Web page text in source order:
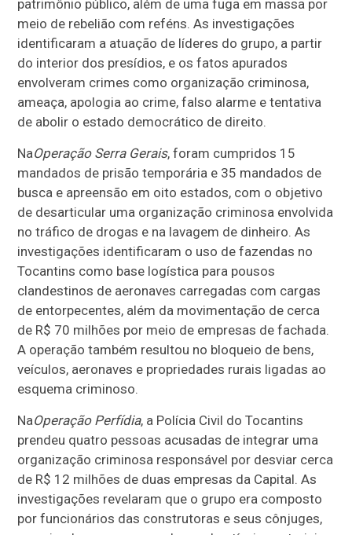
patrimônio público, além de uma fuga em massa por
meio de rebelião com reféns. As investigações
identificaram a atuação de líderes do grupo, a partir
do interior dos presídios, e os fatos apurados
envolveram crimes como organização criminosa,
ameaça, apologia ao crime, falso alarme e tentativa
de abolir o estado democrático de direito.
NaOperação Serra Gerais, foram cumpridos 15
mandados de prisão temporária e 35 mandados de
busca e apreensão em oito estados, com o objetivo
de desarticular uma organização criminosa envolvida
no tráfico de drogas e na lavagem de dinheiro. As
investigações identificaram o uso de fazendas no
Tocantins como base logística para pousos
clandestinos de aeronaves carregadas com cargas
de entorpecentes, além da movimentação de cerca
de R$ 70 milhões por meio de empresas de fachada.
A operação também resultou no bloqueio de bens,
veículos, aeronaves e propriedades rurais ligadas ao
esquema criminoso.
NaOperação Perfídia, a Polícia Civil do Tocantins
prendeu quatro pessoas acusadas de integrar uma
organização criminosa responsável por desviar cerca
de R$ 12 milhões de duas empresas da Capital. As
investigações revelaram que o grupo era composto
por funcionários das construtoras e seus cônjuges,